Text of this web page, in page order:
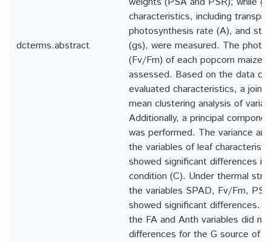
dcterms.abstract
characteristics, including
photosynthesis rate (A), and
(gs), were measured. The
(Fv/Fm) of each popcorn maize
assessed. Based on the data
evaluated characteristics, a joint,
mean clustering analysis of
Additionally, a principal
was performed. The variance
the variables of leaf
showed significant differences
condition (C). Under thermal
the variables SPAD, Fv/Fm,
showed significant differences.
the FA and Anth variables did
differences for the G source of